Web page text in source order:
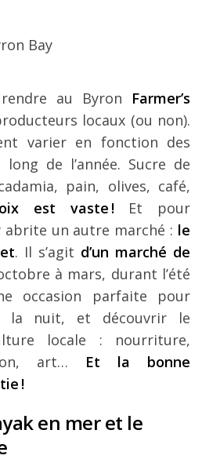
au Byron Farmer’s
locaux (ou non).
varier en fonction des
de l’année. Sucre de
pain, olives, café,
est vaste !Et pour
un autre marché : le
. Il s’agit d’un marché de
à mars, durant l’été
occasion parfaite pour
la nuit, et découvrir le
locale : nourriture,
art… Et la bonne
!
en mer et le